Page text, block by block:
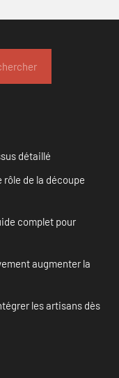
détaillé
de la découpe
complet pour
augmenter la
les artisans dès